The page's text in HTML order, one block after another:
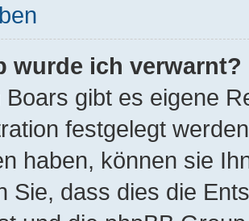
wurde ich verwarnt?
Boars gibt es eigene
festgelegt
haben, können sie
Sie, dass dies die